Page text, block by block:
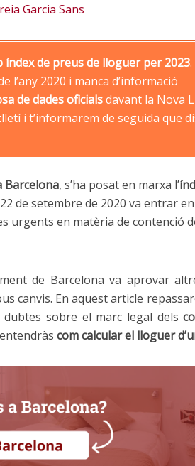
Garcia Sans
índex de preus de lloguer per 2023
2020 i manca d’informació
de dades oficialsdavant la Nova
i t’informarem de seguida que
Barcelona, s’ha posat en marxa l’
de setembre de 2020 va entrar
urgents en matèria de contenció
de Barcelona va aprovar
canvis. En aquest article
dubtes sobre el marc legal dels
com calcular el lloguer